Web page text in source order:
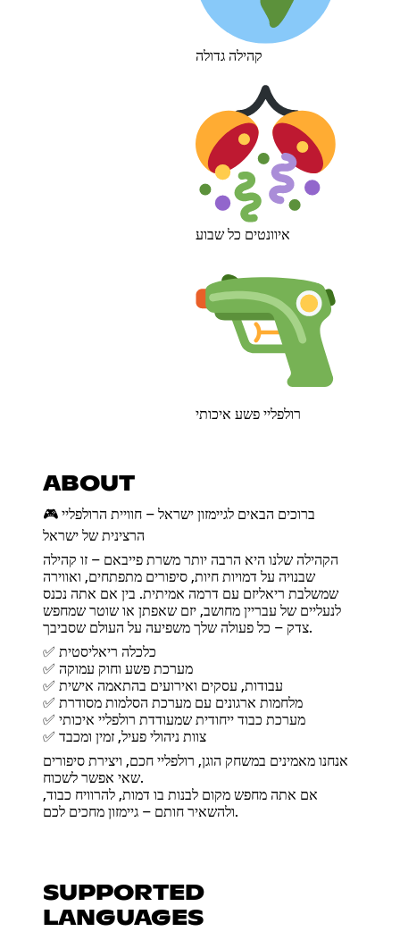
קהילה גדולה
איוונטים כל שבוע
רולפליי פשע איכותי
ABOUT
🎮 ברוכים הבאים לגיימזון ישראל – חוויית הרולפליי
הרצינית של ישראל
הקהילה שלנו היא הרבה יותר משרת פייבאם – זו קהילה
שבנויה על דמויות חיות, סיפורים מתפתחים, ואווירה
שמשלבת ריאליזם עם דרמה אמיתית. בין אם אתה נכנס
לנעליים של עבריין מחושב, יזם שאפתן או שוטר שמחפש
צדק – כל פעולה שלך משפיעה על העולם שסביבך.
✅ כלכלה ריאליסטית
✅ מערכת פשע וחוק עמוקה
✅ עבודות, עסקים ואירועים בהתאמה אישית
✅ מלחמות ארגונים עם מערכת הסלמות מסודרת
✅ מערכת כבוד ייחודית שמעודדת רולפליי איכותי
✅ צוות ניהולי פעיל, זמין ומכבד
אנחנו מאמינים במשחק הוגן, רולפליי חכם, ויצירת סיפורים
שאי אפשר לשכוח.
אם אתה מחפש מקום לבנות בו דמות, להרוויח כבוד,
ולהשאיר חותם – גיימזון מחכים לכם.
SUPPORTED
LANGUAGES